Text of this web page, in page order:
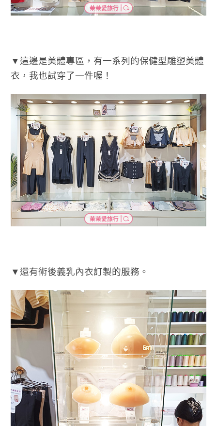
▼這邊是美體專區，有一系列的保健型雕塑美體
衣，我也試穿了一件喔！
▼還有術後義乳內衣訂製的服務。